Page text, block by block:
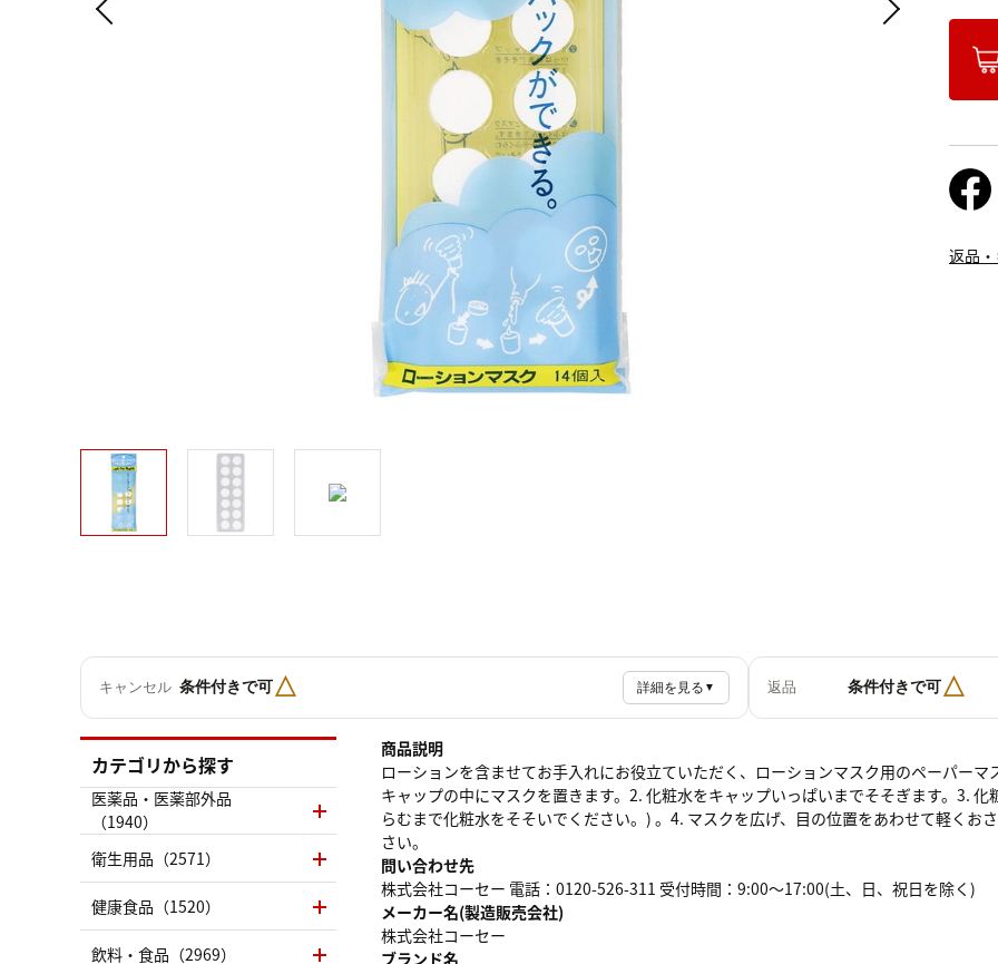
返品
キャンセル 条件付きで可△ 詳細を見る ▼ 返品 条件付きで可△
商品説明
ローションを含ませてお手入れにお役立ていただく、ローションマスク用のペーパー
キャップの中にマスクを置きます。2. 化粧水をキャップいっぱいまでそそぎます。3.
らむまで化粧水をそそいでください。) 。4. マスクを広げ、目の位置をあわせて軽くお
さい。
問い合わせ先
株式会社コーセー 電話：0120-526-311 受付時間：9:00～17:00(土、日、祝日を除く)
メーカー名(製造販売会社)
株式会社コーセー
ブランド名
カテゴリから探す
医薬品・医薬部外品
（1940）
衛生用品（2571）
健康食品（1520）
飲料・食品（2969）